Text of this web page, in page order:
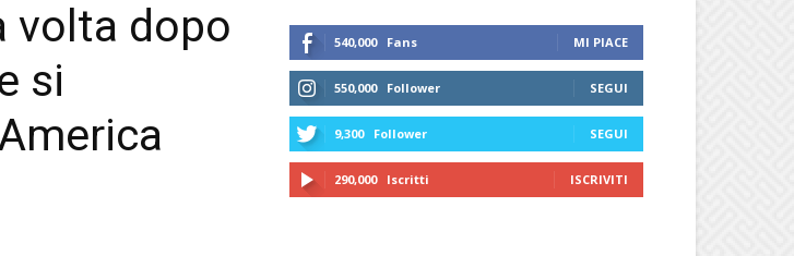
volta dopo
si
540,000 Fans MI PIACE
550,000 Follower SEGUI
9,300 Follower SEGUI
290,000 Iscritti ISCRIVITI